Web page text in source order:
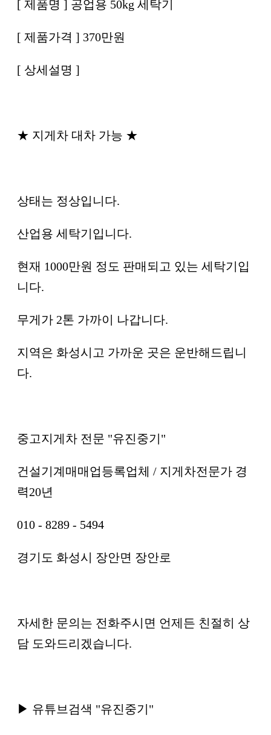
[ 제품명 ] 공업용 50kg 세탁기
[ 제품가격 ] 370만원
[ 상세설명 ]
★ 지게차 대차 가능 ★
상태는 정상입니다.
산업용 세탁기입니다.
현재 1000만원 정도 판매되고 있는 세탁기입
니다.
무게가 2톤 가까이 나갑니다.
지역은 화성시고 가까운 곳은 운반해드립니
다.
​중고지게차 전문 "유진중기"
​건설기계매매업등록업체 / 지게차전문가 경
력20년
​​010 - 8289 - 5494
경기도 화성시 장안면 장안로
​자세한 문의는 전화주시면 언제든 친절히 상
담 도와드리겠습니다.
​▶ 유튜브검색 "유진중기"